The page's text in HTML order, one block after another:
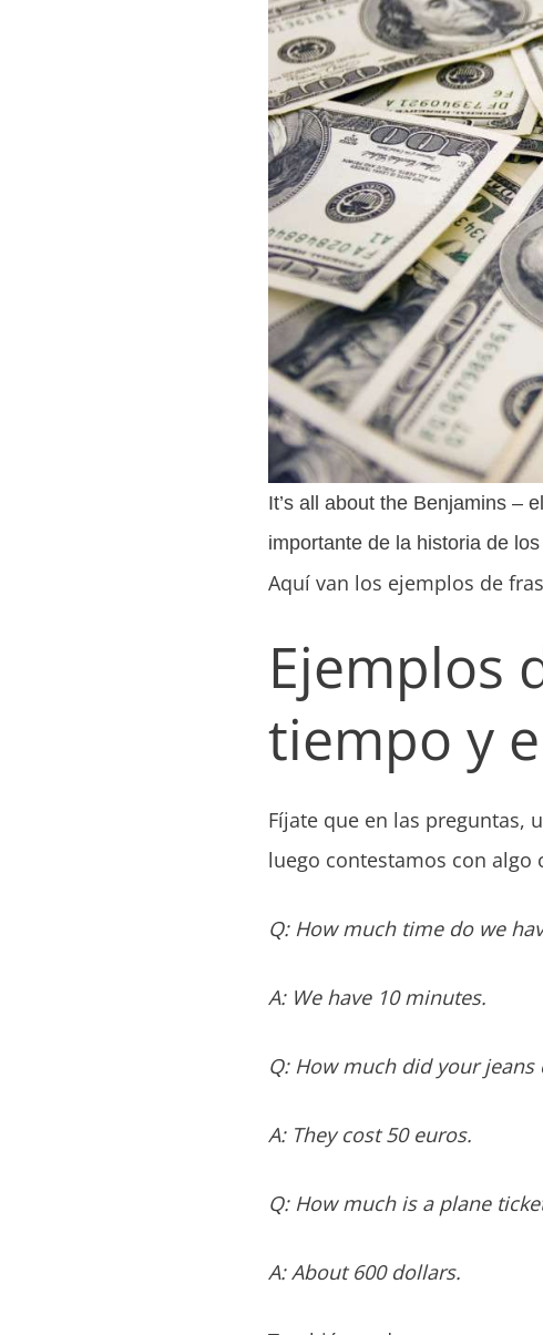
It’s all about the Benjamins –
importante de la historia de
Aquí van los ejemplos de
Ejemplos
tiempo y
Fíjate que en las preguntas,
luego contestamos con algo
Q: How much time do we
A: We have 10 minutes.
Q: How much did your jeans
A: They cost 50 euros.
Q: How much is a plane
A: About 600 dollars.